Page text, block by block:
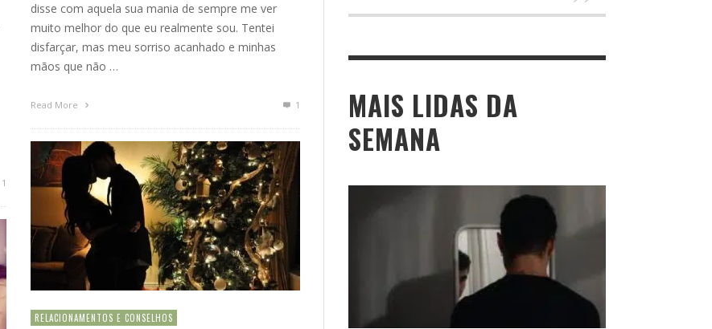
1
disse com aquela sua mania de sempre me ver
muito melhor do que eu realmente sou. Tentei
disfarçar, mas meu sorriso acanhado e minhas
mãos que não …
Read More 1
RELACIONAMENTOS E CONSELHOS
MAIS LIDAS DA
SEMANA